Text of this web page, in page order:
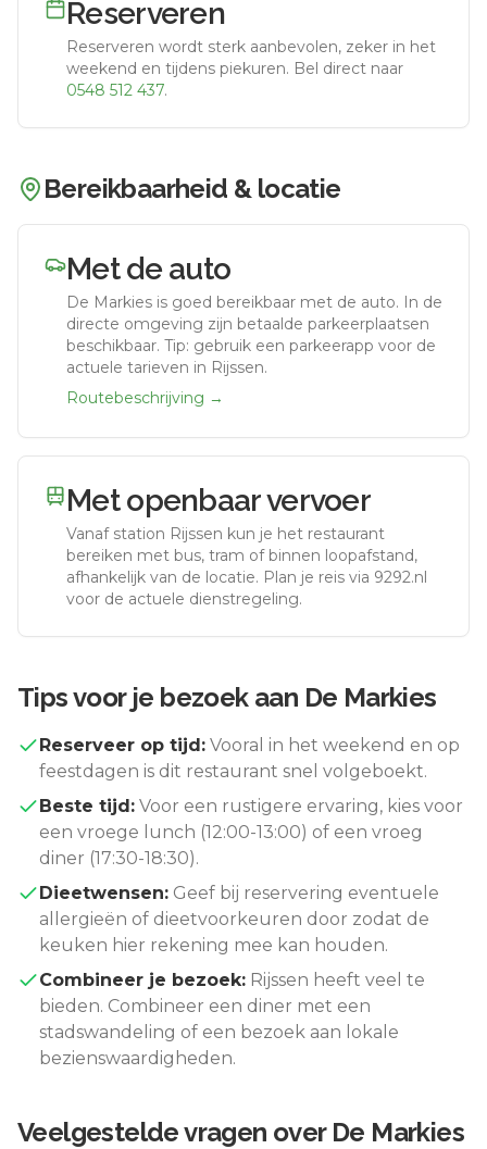
Reserveren
Reserveren wordt sterk aanbevolen, zeker in het
weekend en tijdens piekuren. Bel direct naar
0548 512 437.
Bereikbaarheid & locatie
Met de auto
De Markies is goed bereikbaar met de auto. In de
directe omgeving zijn betaalde parkeerplaatsen
beschikbaar. Tip: gebruik een parkeerapp voor de
actuele tarieven in Rijssen.
Routebeschrijving →
Met openbaar vervoer
Vanaf station Rijssen kun je het restaurant
bereiken met bus, tram of binnen loopafstand,
afhankelijk van de locatie. Plan je reis via 9292.nl
voor de actuele dienstregeling.
Tips voor je bezoek aan De Markies
Reserveer op tijd: Vooral in het weekend en op
feestdagen is dit restaurant snel volgeboekt.
Beste tijd: Voor een rustigere ervaring, kies voor
een vroege lunch (12:00-13:00) of een vroeg
diner (17:30-18:30).
Dieetwensen: Geef bij reservering eventuele
allergieën of dieetvoorkeuren door zodat de
keuken hier rekening mee kan houden.
Combineer je bezoek: Rijssen heeft veel te
bieden. Combineer een diner met een
stadswandeling of een bezoek aan lokale
bezienswaardigheden.
Veelgestelde vragen over De Markies